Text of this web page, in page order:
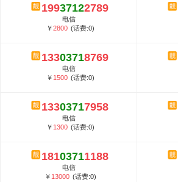
19937122789
电信
￥2800 (话费:0)
13303718769
电信
￥ 1500 (话费:0)
13303717958
电信
￥ 1300 (话费:0)
18103711188
电信
￥ 13000 (话费:0)